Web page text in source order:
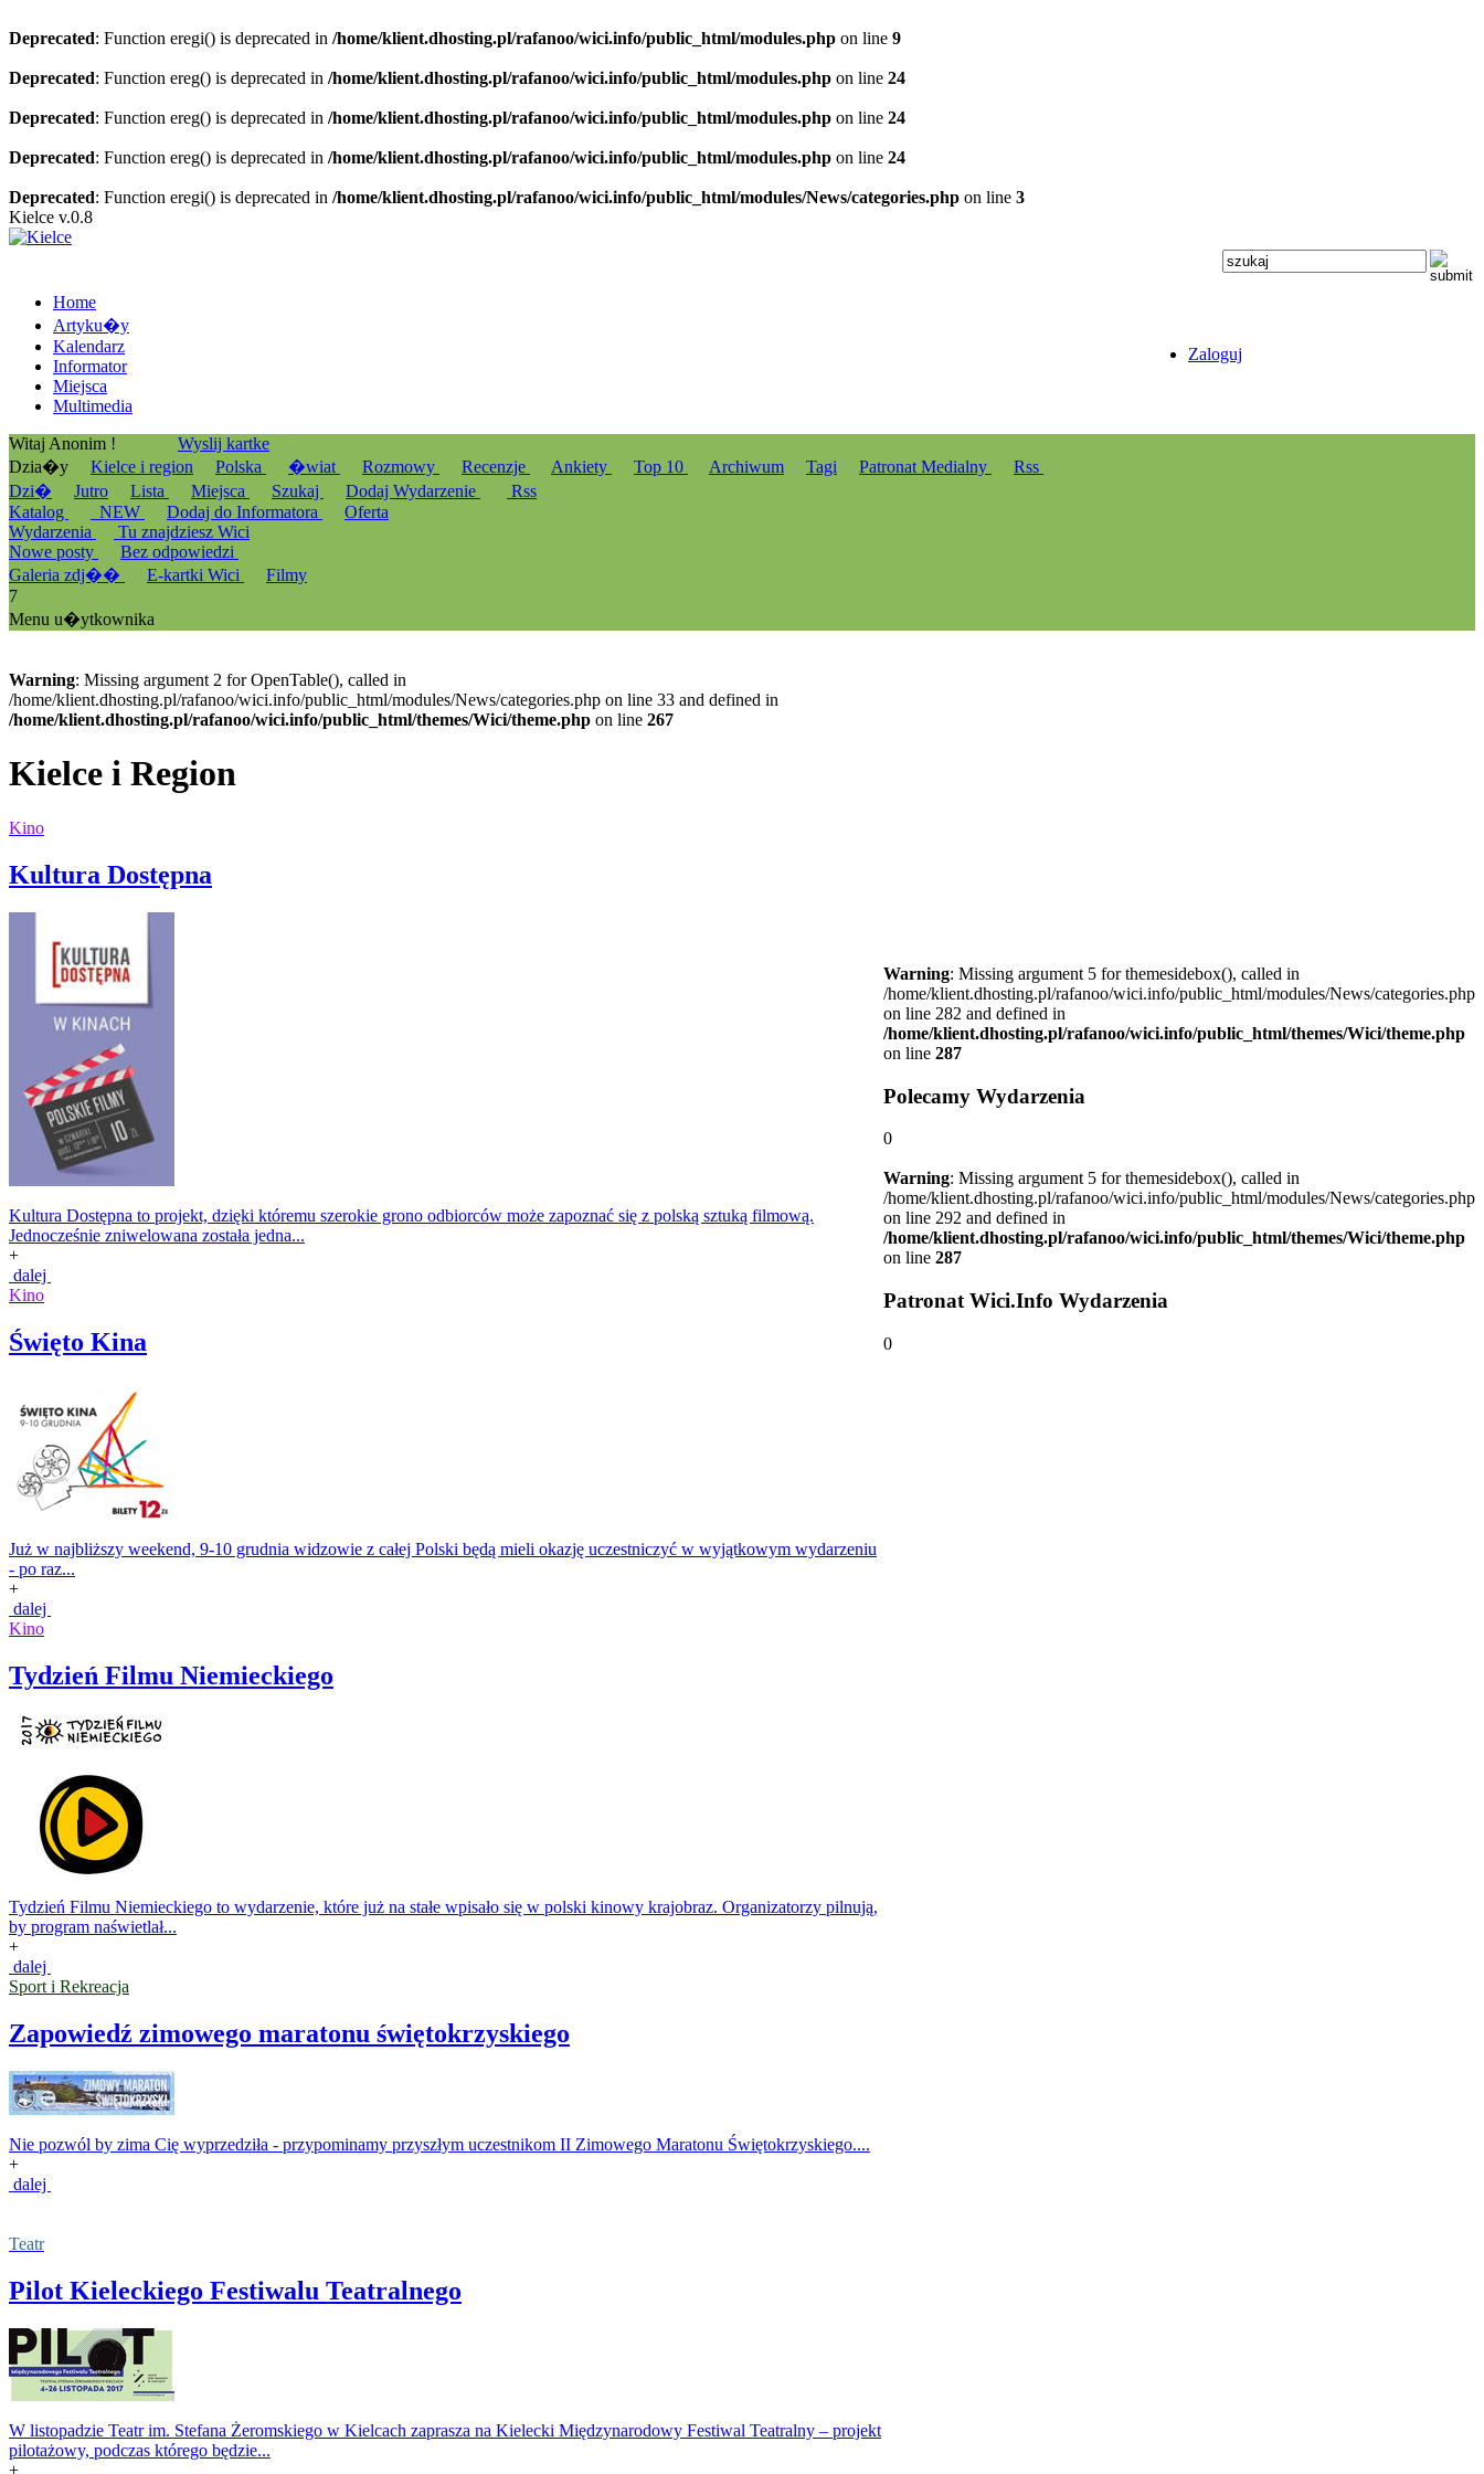
Deprecated: Function eregi() is deprecated in /home/klient.dhosting.pl/rafanoo/wici.info/public_html/modules.php on line 9
Deprecated: Function ereg() is deprecated in /home/klient.dhosting.pl/rafanoo/wici.info/public_html/modules.php on line 24
Deprecated: Function ereg() is deprecated in /home/klient.dhosting.pl/rafanoo/wici.info/public_html/modules.php on line 24
Deprecated: Function ereg() is deprecated in /home/klient.dhosting.pl/rafanoo/wici.info/public_html/modules.php on line 24
Deprecated: Function eregi() is deprecated in /home/klient.dhosting.pl/rafanoo/wici.info/public_html/modules/News/categories.php on line 3
Kielce v.0.8
Home
Artyku�y
Kalendarz
Informator
Miejsca
Multimedia
Zaloguj
Witaj Anonim !
Wyslij kartke
Dzia�y
Kielce i region Polska �wiat Rozmowy Recenzje Ankiety Top 10 Archiwum Tagi Patronat Medialny
Rss
Dzi�
Jutro Lista Miejsca Szukaj Dodaj Wydarzenie
Rss
Katalog
_NEW Dodaj do Informatora
Oferta
Wydarzenia
Tu znajdziesz Wici
Nowe posty
Bez odpowiedzi
Galeria zdj��
E-kartki Wici
Filmy
7
Menu u�ytkownika
Warning: Missing argument 2 for OpenTable(), called in
/home/klient.dhosting.pl/rafanoo/wici.info/public_html/modules/News/categories.php on line 33 and defined in
/home/klient.dhosting.pl/rafanoo/wici.info/public_html/themes/Wici/theme.php on line 267
Kielce i Region
Kino
Kultura Dostępna
Kultura Dostępna to projekt, dzięki któremu szerokie grono odbiorców może zapoznać się z polską sztuką filmową.
Jednocześnie zniwelowana została jedna...
+
dalej
Kino
Święto Kina
Już w najbliższy weekend, 9-10 grudnia widzowie z całej Polski będą mieli okazję uczestniczyć w wyjątkowym wydarzeniu
- po raz...
+
dalej
Kino
Tydzień Filmu Niemieckiego
Tydzień Filmu Niemieckiego to wydarzenie, które już na stałe wpisało się w polski kinowy krajobraz. Organizatorzy pilnują,
by program naświetlał...
+
dalej
Sport i Rekreacja
Zapowiedź zimowego maratonu świętokrzyskiego
Nie pozwól by zima Cię wyprzedziła - przypominamy przyszłym uczestnikom II Zimowego Maratonu Świętokrzyskiego....
+
dalej
Teatr
Pilot Kieleckiego Festiwalu Teatralnego
W listopadzie Teatr im. Stefana Żeromskiego w Kielcach zaprasza na Kielecki Międzynarodowy Festiwal Teatralny – projekt
pilotażowy, podczas którego będzie...
Warning: Missing argument 5 for themesidebox(), called in
/home/klient.dhosting.pl/rafanoo/wici.info/public_html/modules/News/categories.php
on line 282 and defined in
/home/klient.dhosting.pl/rafanoo/wici.info/public_html/themes/Wici/theme.php
on line 287
Polecamy Wydarzenia
0
Warning: Missing argument 5 for themesidebox(), called in
/home/klient.dhosting.pl/rafanoo/wici.info/public_html/modules/News/categories.php
on line 292 and defined in
/home/klient.dhosting.pl/rafanoo/wici.info/public_html/themes/Wici/theme.php
on line 287
Patronat Wici.Info Wydarzenia
0